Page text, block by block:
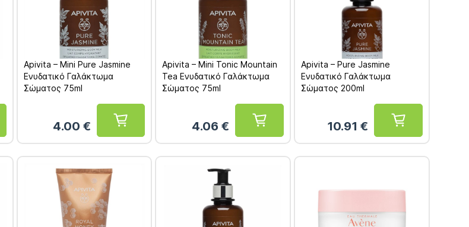
Apivita – Mini Pure Jasmine
Ενυδατικό Γαλάκτωμα
Σώματος 75ml
4.00 €
Apivita – Mini Tonic Mountain
Tea Ενυδατικό Γαλάκτωμα
Σώματος 75ml
4.06€
Apivita – Pure Jasmine
Ενυδατικό Γαλάκτωμα
Σώματος 200ml
10.91 €